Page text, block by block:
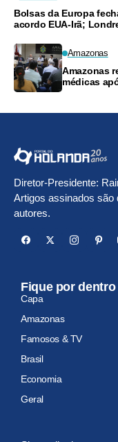
Bolsas da Europa
acordo EUA-Irã;
Amazonas
Amazonas
médicas
Diretor-Presidente:
Artigos assinados são
autores.
Fique por dentro
Capa
Amazonas
Famosos & TV
Brasil
Economia
Geral